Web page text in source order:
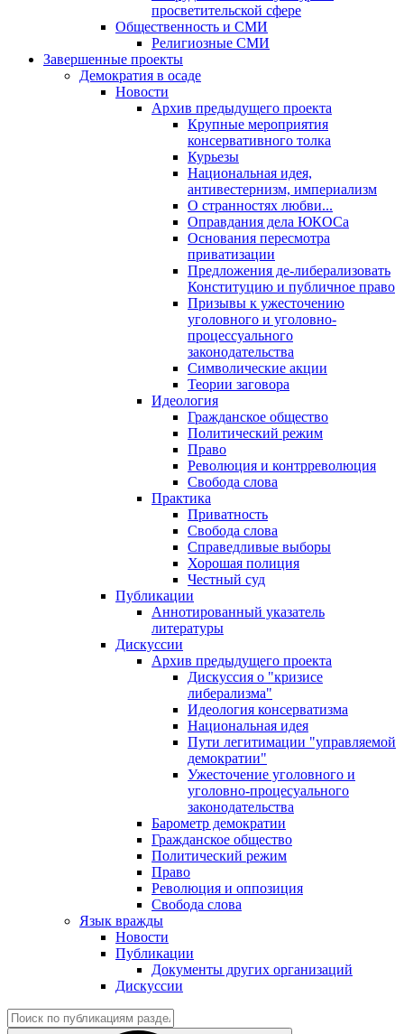
просветительской сфере
Общественность и СМИ
Религиозные СМИ
Завершенные проекты
Демократия в осаде
Новости
Архив предыдущего проекта
Крупные мероприятия
консервативного толка
Курьезы
Национальная идея,
антивестернизм, империализм
О странностях любви...
Оправдания дела ЮКОСа
Основания пересмотра
приватизации
Предложения де-либерализовать
Конституцию и публичное право
Призывы к ужесточению
уголовного и уголовно-
процессуального
законодательства
Символические акции
Теории заговора
Идеология
Гражданское общество
Политический режим
Право
Революция и контрреволюция
Свобода слова
Практика
Приватность
Свобода слова
Справедливые выборы
Хорошая полиция
Честный суд
Публикации
Аннотированный указатель
литературы
Дискуссии
Архив предыдущего проекта
Дискуссия о "кризисе
либерализма"
Идеология консерватизма
Национальная идея
Пути легитимации "управляемой
демократии"
Ужесточение уголовного и
уголовно-процесуального
законодательства
Барометр демократии
Гражданское общество
Политический режим
Право
Революция и оппозиция
Свобода слова
Язык вражды
Новости
Публикации
Документы других организаций
Дискуссии